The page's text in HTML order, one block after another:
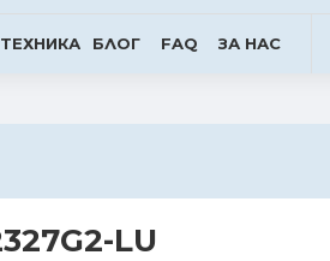
БЛОГ FAQ ЗА НАС
LU